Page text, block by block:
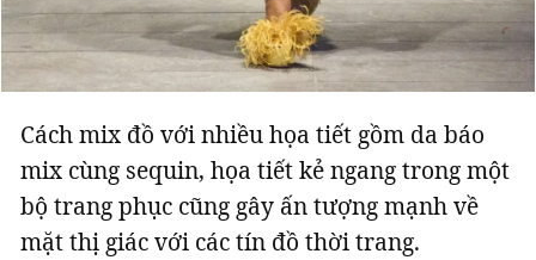
Cách mix đồ với nhiều họa tiết gồm da báo
mix cùng sequin, họa tiết kẻ ngang trong một
bộ trang phục cũng gây ấn tượng mạnh về
mặt thị giác với các tín đồ thời trang.